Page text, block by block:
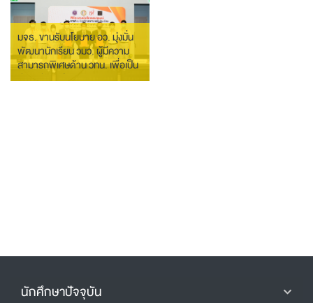
มจธ. ขานรับนโยบาย อว. มุ่งมั่น
พัฒนานักเรียน วมว. ผู้มีความ
สามารถพิเศษด้าน วทน. เพื่อเป็น
กำลังสำคัญในการพัฒนาประเทศ
นักศึกษาปัจจุบัน